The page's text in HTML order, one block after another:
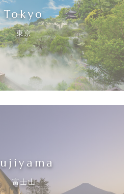
Tokyo
東京
富士山